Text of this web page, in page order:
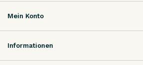
Mein Konto
Informationen